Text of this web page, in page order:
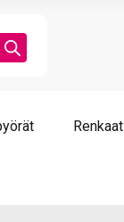
Renkaat